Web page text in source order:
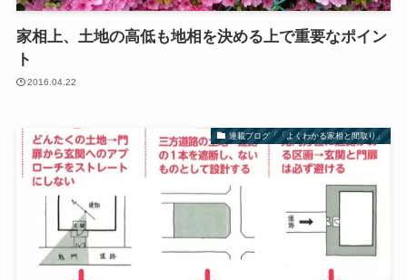
家相上、土地の高低も地相を決める上で重要なポイン
ト
2016.04.22
連載ブログ「「よくわかる家相と間取り」